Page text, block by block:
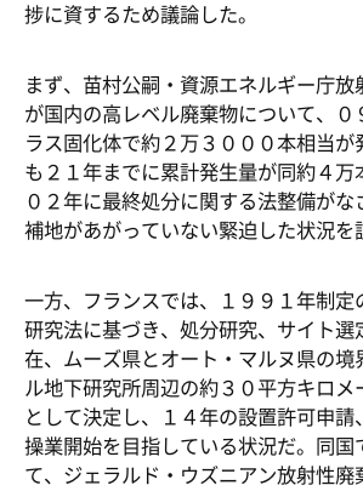
捗に資するため議論した。
まず、苗村公嗣・資源エネルギー庁
が国内の高レベル廃棄物について、０
ラス固化体で約２万３０００本相当
も２１年までに累計発生量が同約４万
０２年に最終処分に関する法整備が
補地があがっていない緊迫した状況を
一方、フランスでは、１９９１年制定
研究法に基づき、処分研究、サイト選
在、ムーズ県とオート・マルヌ県の境
ル地下研究所周辺の約３０平方キロメ
として決定し、１４年の設置許可申
操業開始を目指している状況だ。同国
て、ジェラルド・ウズニアン放射性廃